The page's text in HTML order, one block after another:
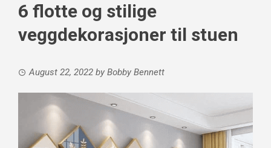
6 flotte og stilige
veggdekorasjoner til stuen
August 22, 2022 by Bobby Bennett